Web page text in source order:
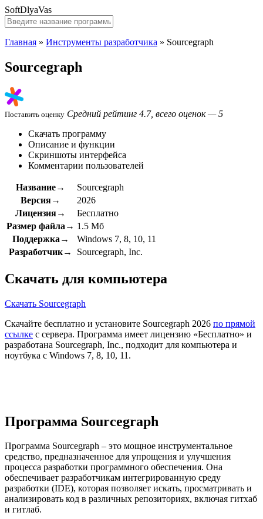
SoftDlyaVas
Главная » Инструменты разработчика » Sourcegraph
Sourcegraph
Поставить оценку Средний рейтинг 4.7, всего оценок — 5
Скачать программу
Описание и функции
Скриншоты интерфейса
Комментарии пользователей
Название→
Sourcegraph
Версия→
2026
Лицензия→
Бесплатно
Размер файла→ 1.5 Мб
Поддержка→
Windows 7, 8, 10, 11
Разработчик→
Sourcegraph, Inc.
Скачать для компьютера
Скачать Sourcegraph
Скачайте бесплатно и установите Sourcegraph 2026 по прямой
ссылке с сервера. Программа имеет лицензию «Бесплатно» и
разработана Sourcegraph, Inc., подходит для компьютера и
ноутбука с Windows 7, 8, 10, 11.
Программа Sourcegraph
Программа Sourcegraph – это мощное инструментальное
средство, предназначенное для упрощения и улучшения
процесса разработки программного обеспечения. Она
обеспечивает разработчикам интегрированную среду
разработки (IDE), которая позволяет искать, просматривать и
анализировать код в различных репозиториях, включая гитхаб
и гитлаб.